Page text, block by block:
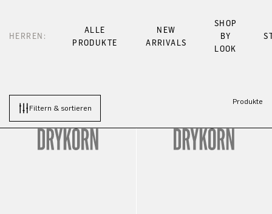
HERREN:
ALLE
PRODUKTE
NEW
ARRIVALS
SHOP
BY
LOOK
Filtern & sortieren
Produkte